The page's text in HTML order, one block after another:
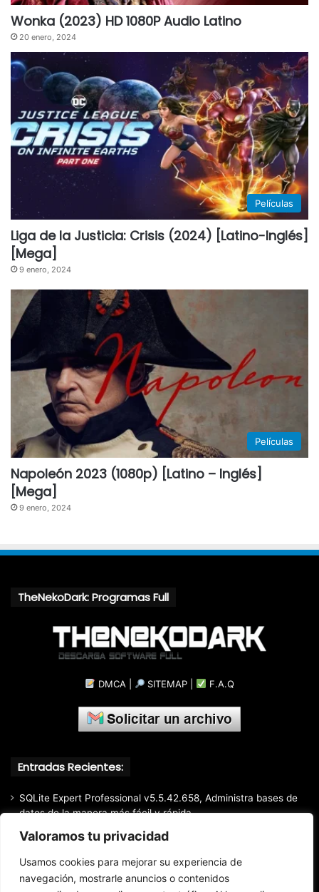
Valoramos tu privacidad
Usamos cookies para mejorar su experiencia de
navegación, mostrarle anuncios o contenidos
Wonka (2023) HD 1080P Audio Latino
20 enero, 2024
Películas
Liga de la Justicia: Crisis (2024) [Latino-Inglés]
[Mega]
9 enero, 2024
Películas
Napoleón 2023 (1080p) [Latino – Inglés]
[Mega]
9 enero, 2024
TheNekoDark: Programas Full
DMCA SITEMAP F.A.Q
Entradas Recientes:
SQLite Expert Professional v5.5.42.658, Administra bases de
datos de la manera más fácil y rápida
Mozilla Firefox (2026) v153.0.3, Navegador web libre y de
Total Audio Converter v6.1.0.305, Solución para convertir o
modificar todos los formatos de audio existentes